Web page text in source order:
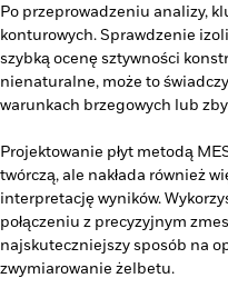
Po przeprowadzeniu analizy,
konturowych. Sprawdzenie
szybką ocenę sztywności
nienaturalne, może to
warunkach brzegowych lub
Projektowanie płyt metodą
twórczą, ale nakłada również
interpretację wyników.
połączeniu z precyzyjnym
najskuteczniejszy sposób na
zwymiarowanie żelbetu.